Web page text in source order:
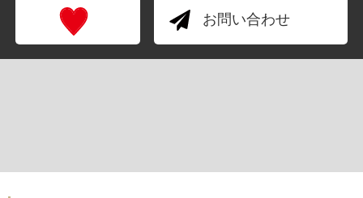
お問い合わせ